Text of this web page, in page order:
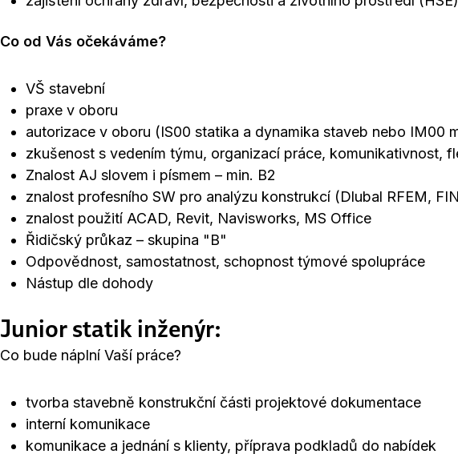
Co od Vás očekáváme?
VŠ stavební
praxe v oboru
autorizace v oboru (IS00 statika a dynamika staveb nebo IM00
zkušenost s vedením týmu, organizací práce, komunikativnost,
Znalost AJ slovem i písmem – min. B2
znalost profesního SW pro analýzu konstrukcí (Dlubal RFEM,
znalost použití ACAD, Revit, Navisworks, MS Office
Řidičský průkaz – skupina "B"
Odpovědnost, samostatnost, schopnost týmové spolupráce
Nástup dle dohody
Junior statik inženýr:
Co bude náplní Vaší práce?
tvorba stavebně konstrukční části projektové dokumentace
interní komunikace
komunikace a jednání s klienty, příprava podkladů do nabídek